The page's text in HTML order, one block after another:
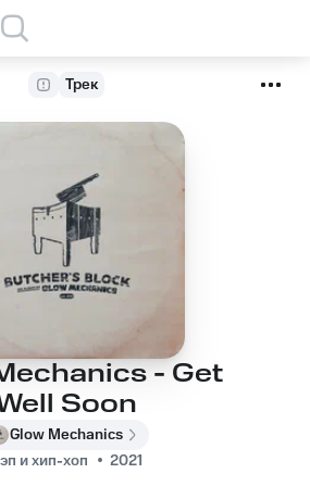
Трек
- Get
Soon
Glow Mechanics
и хип-хоп
2021